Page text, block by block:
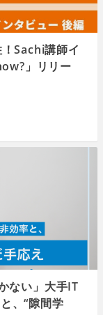
Sachi講師イ
」リリー
ない」大手IT
、“隙間学